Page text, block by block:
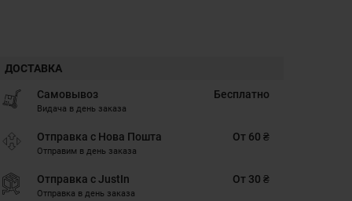
ДОСТАВКА
Самовывоз
Видача в день заказа
Бесплатно
Отправка с Нова Пошта
Отправим в день заказа
От 60 ₴
Отправка с JustIn
Отправка в день заказа
От 30 ₴